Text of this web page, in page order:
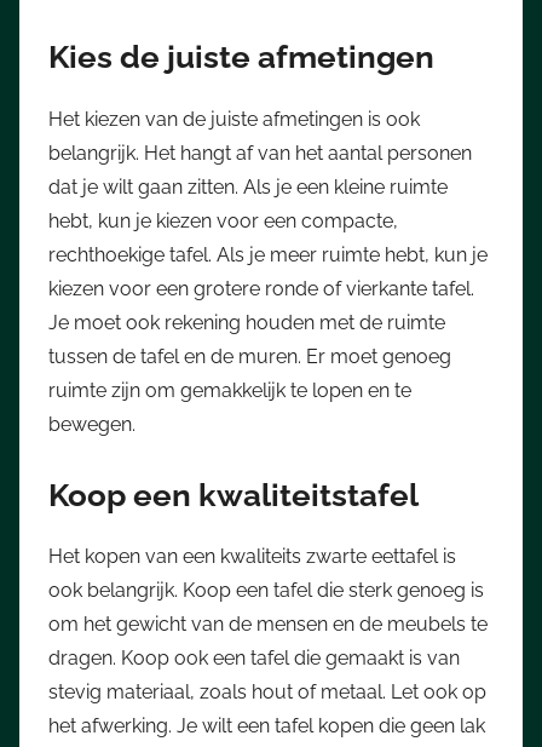
Kies de juiste afmetingen
Het kiezen van de juiste afmetingen is ook
belangrijk. Het hangt af van het aantal personen
dat je wilt gaan zitten. Als je een kleine ruimte
hebt, kun je kiezen voor een compacte,
rechthoekige tafel. Als je meer ruimte hebt, kun je
kiezen voor een grotere ronde of vierkante tafel.
Je moet ook rekening houden met de ruimte
tussen de tafel en de muren. Er moet genoeg
ruimte zijn om gemakkelijk te lopen en te
bewegen.
Koop een kwaliteitstafel
Het kopen van een kwaliteits zwarte eettafel is
ook belangrijk. Koop een tafel die sterk genoeg is
om het gewicht van de mensen en de meubels te
dragen. Koop ook een tafel die gemaakt is van
stevig materiaal, zoals hout of metaal. Let ook op
het afwerking. Je wilt een tafel kopen die geen lak